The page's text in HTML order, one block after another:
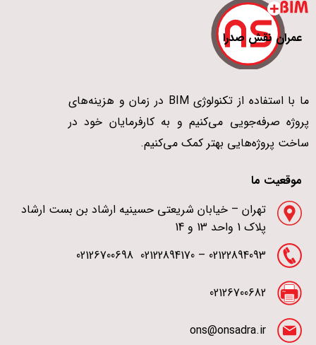
عمران نقش صدرا
ما با استفاده از تکنولوژی BIM در زمان و هزینه‌های
پروژه صرفه‌جویی می‌کنیم و به کارفرمایان خود در
ساخت پروژه‌هایی بهتر کمک می‌کنیم.
موقعیت ما
تهران – خیابان شریعتی حسینیه ارشاد بن بست ارشاد
پلاک 1 واحد 13 و 14
02122894093 – 02122894170 02126700698
02126700682
ons@onsadra.ir